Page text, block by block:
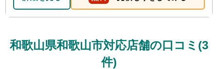
和歌山県和歌山市対応店舗の口コミ(3
件)